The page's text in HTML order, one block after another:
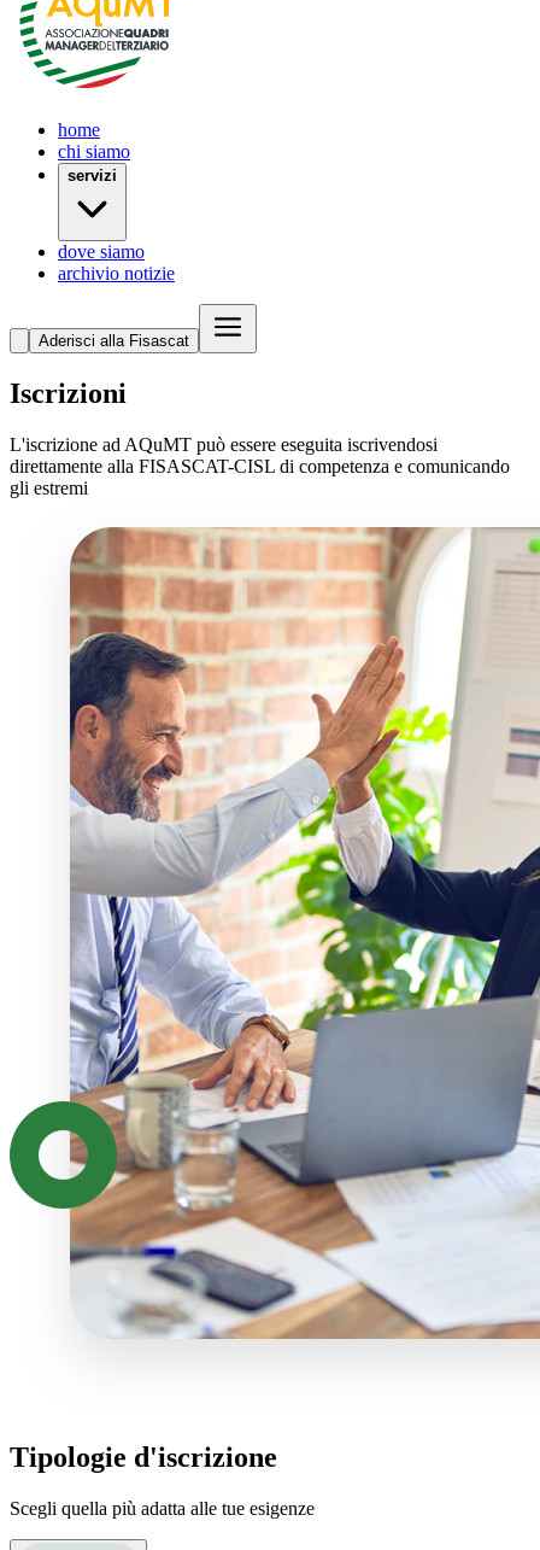
home
chi siamo
servizi
dove siamo
archivio notizie
Aderisci alla Fisascat
Iscrizioni
L'iscrizione ad AQuMT può essere eseguita iscrivendosi
direttamente alla FISASCAT-CISL di competenza e comunicando
gli estremi
Tipologie d'iscrizione
Scegli quella più adatta alle tue esigenze